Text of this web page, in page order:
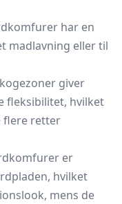
har en
madlavning eller til
giver
fleksibilitet, hvilket
flere retter
er
hvilket
mens de